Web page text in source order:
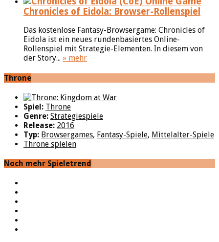
Chronicles of Eidola: Browser-Rollenspiel
Das kostenlose Fantasy-Browsergame: Chronicles of
Eidola ist ein neues rundenbasiertes Online-
Rollenspiel mit Strategie-Elementen. In diesem von
der Story... » mehr
Throne
Spiel: Throne
Genre: Strategiespiele
Release: 2016
Typ: Browsergames, Fantasy-Spiele, Mittelalter-Spiele
Throne spielen
Noch mehr Spieletrend